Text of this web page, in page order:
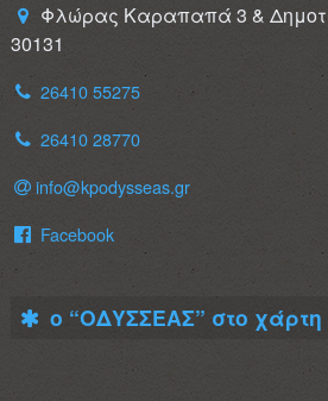
Φλώρας Καραπαπά 3 &
30131
26410 55275
26410 28770
info@kpodysseas.gr
Facebook
ο “ΟΔΥΣΣΕΑΣ” στο χάρτη